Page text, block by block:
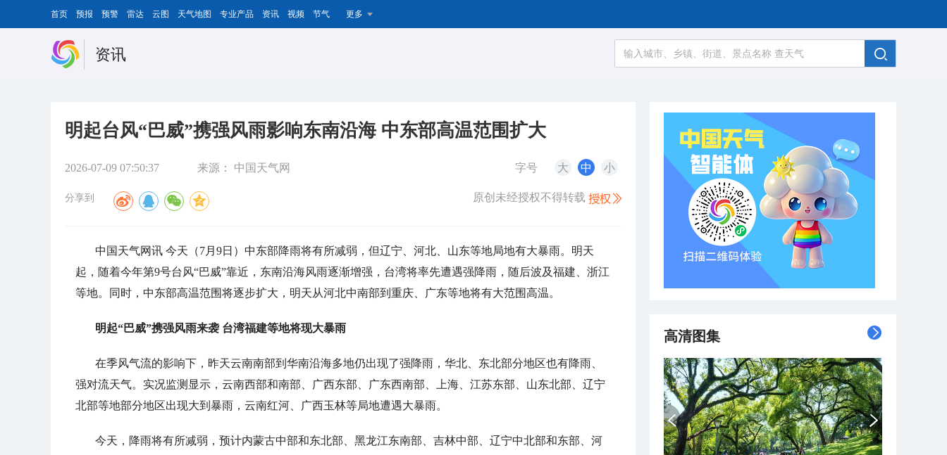
首页 预报 预警 雷达 云图 天气地图 专业产品 资讯 视频 节气 更多
资讯
明起台风“巴威”携强风雨影响东南沿海 中东部高温范围扩大
2026-07-09 07:50:37 来源： 中国天气网 字号 大 中 小
分享到 原创未经授权不得转载
中国天气网讯 今天（7月9日）中东部降雨将有所减弱，但辽宁、河北、山东等地局地有大暴雨。明天
起，随着今年第9号台风“巴威”靠近，东南沿海风雨逐渐增强，台湾将率先遭遇强降雨，随后波及福建、浙江
等地。同时，中东部高温范围将逐步扩大，明天从河北中南部到重庆、广东等地将有大范围高温。
明起“巴威”携强风雨来袭 台湾福建等地将现大暴雨
在季风气流的影响下，昨天云南南部到华南沿海多地仍出现了强降雨，华北、东北部分地区也有降雨、
强对流天气。实况监测显示，云南西部和南部、广西东部、广东西南部、上海、江苏东部、山东北部、辽宁
北部等地部分地区出现大到暴雨，云南红河、广西玉林等局地遭遇大暴雨。
今天，降雨将有所减弱，预计内蒙古中部和东北部、黑龙江东南部、吉林中部、辽宁中北部和东部、河
高清图集